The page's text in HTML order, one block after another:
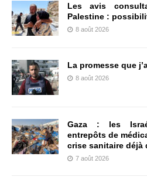
Les avis
Palestine :
8 août 2026
La promesse que
8 août 2026
Gaza : les
entrepôts de
crise sanitaire déjà
7 août 2026